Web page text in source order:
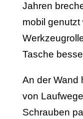
Jahren
mobil genutzt
Tasche
An der Wand
von
Schrauben